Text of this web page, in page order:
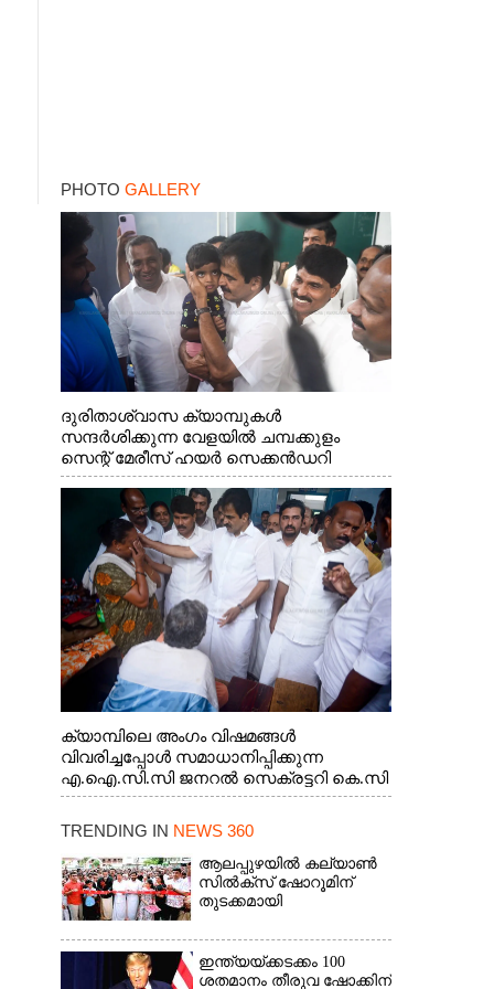
PHOTO GALLERY
ദുരിതാശ്വാസ ക്യാമ്പുകൾ
സന്ദർശിക്കുന്ന വേളയിൽ ചമ്പക്കുളം
സെന്റ് മേരീസ് ഹയർ സെക്കൻഡറി
സ്കൂളിലെ ക്യാമ്പിലെത്തിയ എ.ഐ.സി.സി
ജനറൽ സെക്രട്ടറി കെ.സി
വേണുഗോപാൽ എം.പി കുരുന്നിനെ
എടുത്ത് ലാളിച്ചപ്പോൾ. സഹകരണ-
എക്സൈസ് വകുപ്പ് മന്ത്രി എം. ലിജു,
കൃഷിവകുപ്പ് മന്ത്രി ടി. സിദ്ദിഖ്, റെജി
ചെറിയാൻ എം. എൽ. എ എന്നിവർ സമീപം
ക്യാമ്പിലെ അംഗം വിഷമങ്ങൾ
വിവരിച്ചപ്പോൾ സമാധാനിപ്പിക്കുന്ന
എ.ഐ.സി.സി ജനറൽ സെക്രട്ടറി കെ.സി
വേണുഗോപാൽ എം.പി. സഹകരണ-
എന്നിവർ
TRENDING IN NEWS 360
ആലപ്പുഴയിൽ കല്യാൺ
സിൽക്‌സ് ഷോറൂമിന്
തുടക്കമായി
ഇന്ത്യയ്ക്കടക്കം 100
ശതമാനം തീരുവ ഷോക്കിന്